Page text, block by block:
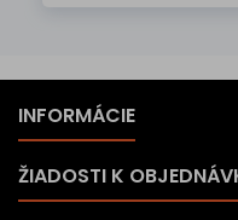
INFORMÁCIE
ŽIADOSTI K